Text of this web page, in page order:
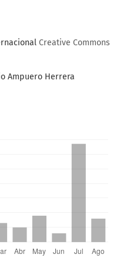
Creative Commons
Ampuero Herrera